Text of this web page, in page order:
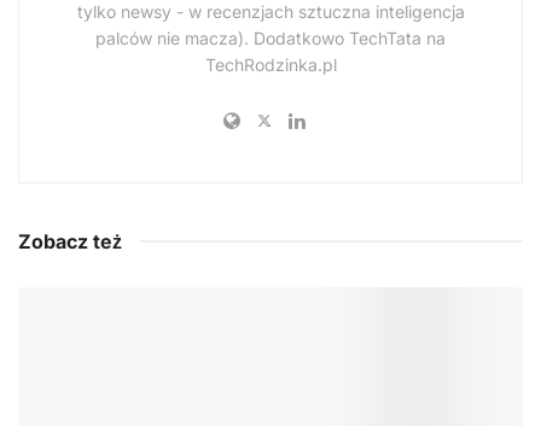
tylko newsy - w recenzjach sztuczna inteligencja
palców nie macza). Dodatkowo TechTata na
TechRodzinka.pl
Zobacz też